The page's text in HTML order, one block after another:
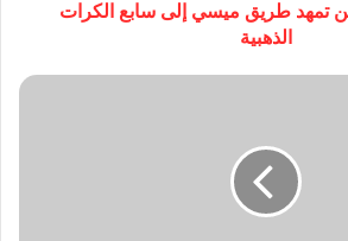
تمهد طريق ميسي إلى سابع الكرات
الذهبية